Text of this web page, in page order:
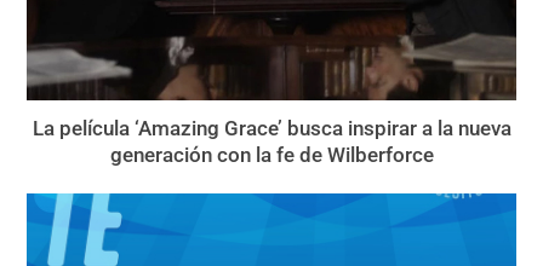
La película ‘Amazing Grace’ busca inspirar a la nueva
generación con la fe de Wilberforce